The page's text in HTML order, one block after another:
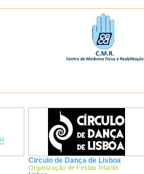
Circulo de Dança de Lisboa
Organização de Festas Infantis